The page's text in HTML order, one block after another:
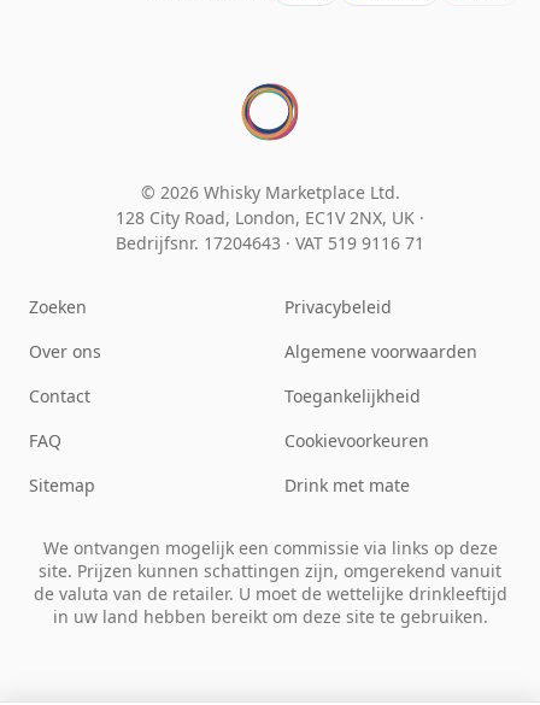
© 2026 Whisky Marketplace Ltd.
128 City Road, London, EC1V 2NX, UK ·
Bedrijfsnr. 17204643 · VAT 519 9116 71
Zoeken
Over ons
Contact
FAQ
Sitemap
Privacybeleid
Algemene voorwaarden
Toegankelijkheid
Cookievoorkeuren
Drink met mate
We ontvangen mogelijk een commissie via links op deze
site. Prijzen kunnen schattingen zijn, omgerekend vanuit
de valuta van de retailer. U moet de wettelijke drinkleeftijd
in uw land hebben bereikt om deze site te gebruiken.